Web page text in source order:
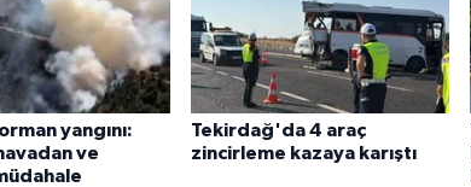
yangını:
ve
Tekirdağ'da 4 araç
zincirleme kazaya karıştı